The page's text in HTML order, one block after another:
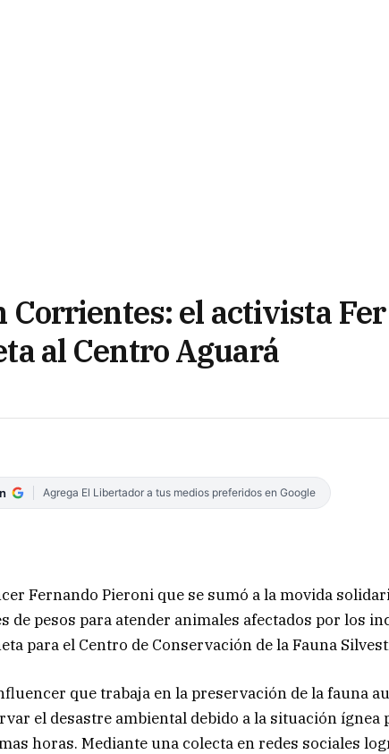
Corrientes: el activista
al Centro Aguará
Agrega El Libertador a tus medios preferidos en Google
Fernando Pieroni que se sumó a la movida
de pesos para atender animales afectados por los
para el Centro de Conservación de la Fauna
que trabaja en la preservación de la fauna
el desastre ambiental debido a la situación ígnea
horas. Mediante una colecta en redes sociales